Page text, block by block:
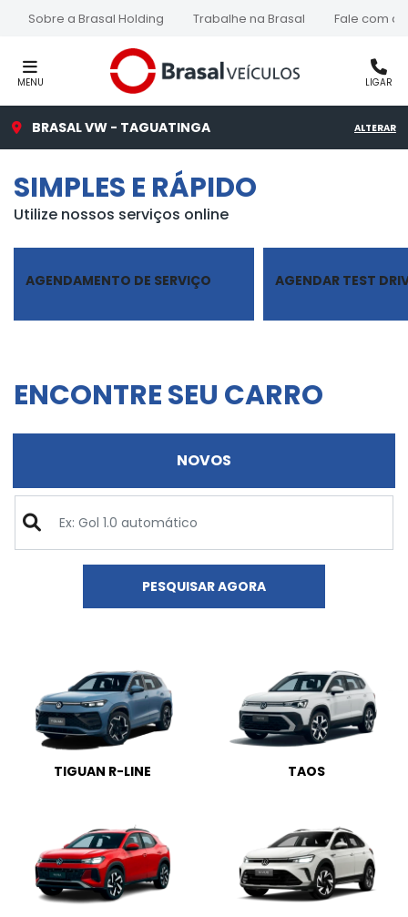
Sobre a Brasal Holding Trabalhe na Brasal Fale com a
MENU LIGAR
BRASAL VW - TAGUATINGA ALTERAR
SIMPLES E RÁPIDO
Utilize nossos serviços online
AGENDAMENTO DE SERVIÇO AGENDAR TEST
ENCONTRE SEU CARRO
NOVOS
PESQUISAR AGORA
TIGUAN R-LINE TAOS